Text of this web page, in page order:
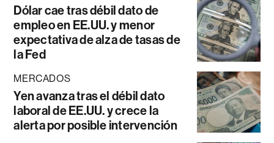
Dólar cae tras débil dato de
empleo en EE.UU. y menor
expectativa de alza de tasas de
la Fed
MERCADOS
Yen avanza tras el débil dato
laboral de EE.UU. y crece la
alerta por posible intervención